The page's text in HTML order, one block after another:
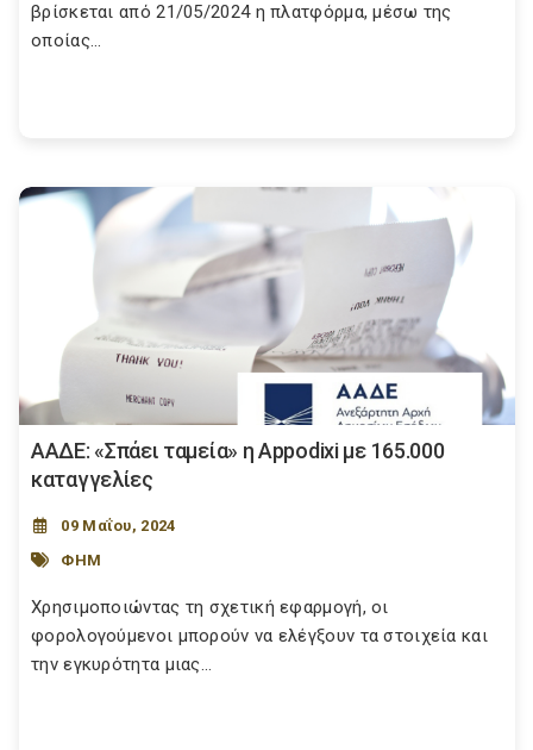
βρίσκεται από 21/05/2024 η πλατφόρμα, μέσω της
οποίας...
ΑΑΔΕ: «Σπάει ταμεία» η Appodixi με 165.000
καταγγελίες
09 Μαΐου, 2024
ΦΗΜ
Χρησιμοποιώντας τη σχετική εφαρμογή, οι
φορολογούμενοι μπορούν να ελέγξουν τα στοιχεία και
την εγκυρότητα μιας...